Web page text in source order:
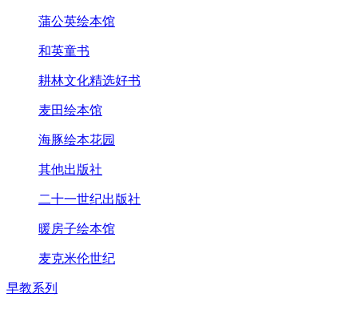
蒲公英绘本馆
和英童书
耕林文化精选好书
麦田绘本馆
海豚绘本花园
其他出版社
二十一世纪出版社
暖房子绘本馆
麦克米伦世纪
早教系列